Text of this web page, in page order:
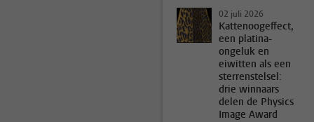
02 juli 2026
Kattenoogeffect,
een platina-
ongeluk en
eiwitten als een
sterrenstelsel:
drie winnaars
delen de Physics
Image Award